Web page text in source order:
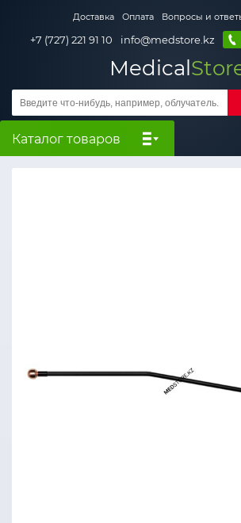
Доставка Оплата Вопросы и
+7 (727) 221 91 10 info@medstore.kz
Medical
Каталог товаров